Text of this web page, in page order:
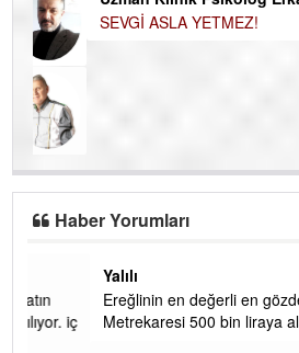
Harun KARA
ÖĞRETMENİM , HAKKINI NASIL
Uzman Klinik Psikolog Erkan
SEVGİ ASLA YETMEZ!
Haber Yorumları
Ereğlinin en değerli en gözde yeri
Metrekaresi 500 bin liraya alamazsın.